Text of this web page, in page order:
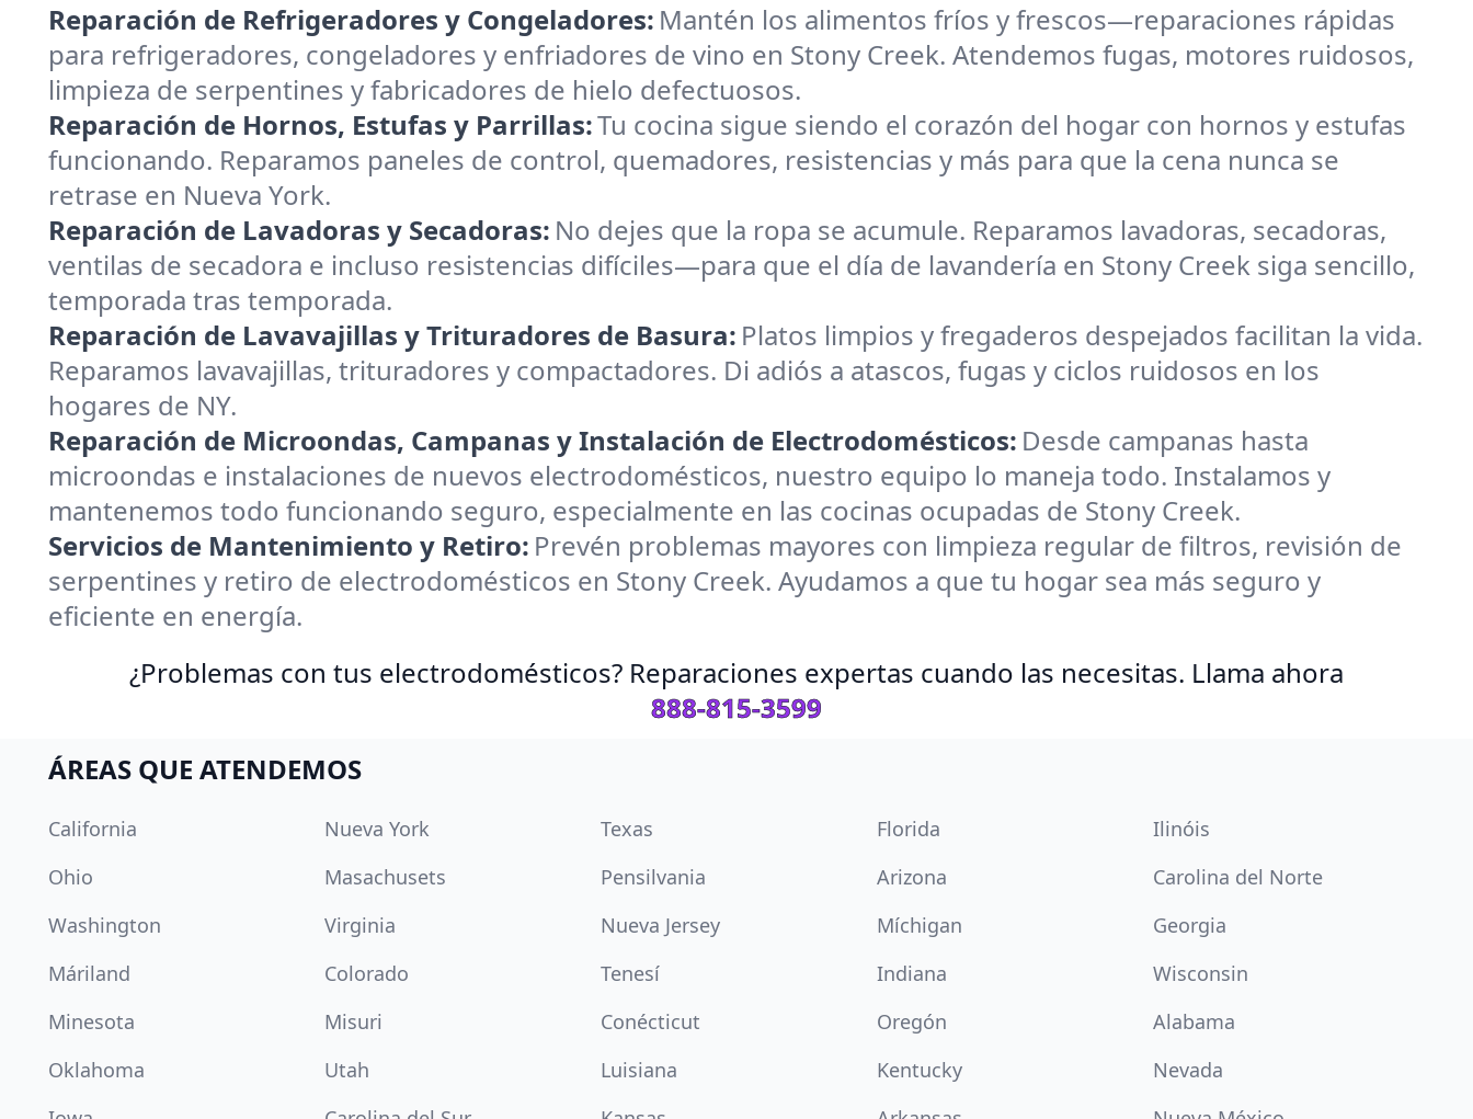
Reparación de Refrigeradores y Congeladores: Mantén los alimentos fríos y frescos—reparaciones rápidas
para refrigeradores, congeladores y enfriadores de vino en Stony Creek. Atendemos fugas, motores ruidosos,
limpieza de serpentines y fabricadores de hielo defectuosos.
Reparación de Hornos, Estufas y Parrillas:Tu cocina sigue siendo el corazón del hogar con hornos y estufas
funcionando. Reparamos paneles de control, quemadores, resistencias y más para que la cena nunca se
retrase en Nueva York.
Reparación de Lavadoras y Secadoras: No dejes que la ropa se acumule. Reparamos lavadoras, secadoras,
ventilas de secadora e incluso resistencias difíciles—para que el día de lavandería en Stony Creek siga sencillo,
temporada tras temporada.
Reparación de Lavavajillas y Trituradores de Basura: Platos limpios y fregaderos despejados facilitan la vida.
Reparamos lavavajillas, trituradores y compactadores. Di adiós a atascos, fugas y ciclos ruidosos en los
hogares de NY.
Reparación de Microondas, Campanas y Instalación de Electrodomésticos: Desde campanas hasta
microondas e instalaciones de nuevos electrodomésticos, nuestro equipo lo maneja todo. Instalamos y
mantenemos todo funcionando seguro, especialmente en las cocinas ocupadas de Stony Creek.
Servicios de Mantenimiento y Retiro: Prevén problemas mayores con limpieza regular de filtros, revisión de
serpentines y retiro de electrodomésticos en Stony Creek. Ayudamos a que tu hogar sea más seguro y
eficiente en energía.
¿Problemas con tus electrodomésticos? Reparaciones expertas cuando las necesitas. Llama ahora
888-815-3599
ÁREAS QUE ATENDEMOS
California Nueva York Texas Florida
Ilinóis
Ohio
Masachusets Pensilvania Arizona
Carolina del Norte
Washington
Virginia Nueva Jersey Míchigan
Georgia
Máriland
Colorado Tenesí Indiana
Wisconsin
Minesota
Misuri Conécticut Oregón
Alabama
Oklahoma
Utah Luisiana Kentucky
Nevada